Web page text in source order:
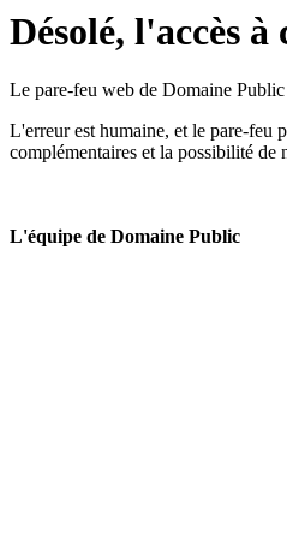
Désolé, l'accès à
Le pare-feu web de Domaine Public
L'erreur est humaine, et le pare-feu
complémentaires et la possibilité de
L'équipe de Domaine Public